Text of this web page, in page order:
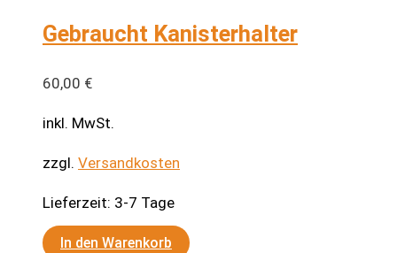
Gebraucht Kanisterhalter
60,00 €
inkl. MwSt.
zzgl. Versandkosten
Lieferzeit: 3-7 Tage
In den Warenkorb